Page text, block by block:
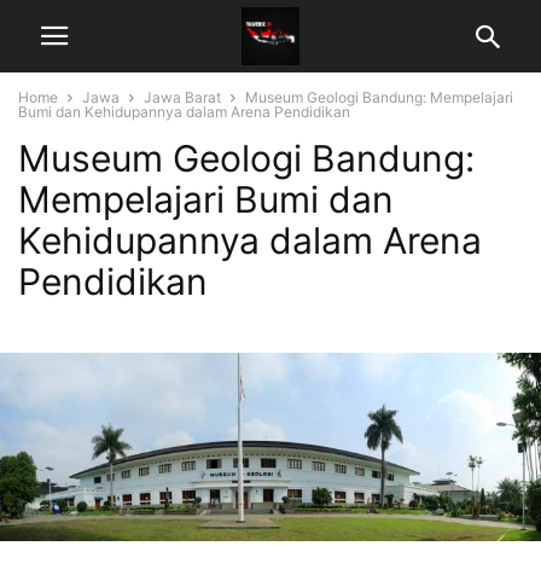
Home Jawa Jawa Barat
Museum Geologi Bandung: Mempelajari
Bumi dan Kehidupannya dalam Arena Pendidikan
Museum Geologi Bandung:
Mempelajari Bumi dan
Kehidupannya dalam Arena
Pendidikan